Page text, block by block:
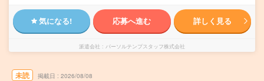
気になる! 応募へ進む 詳しく見る
派遣会社 パーソルテンプスタッフ株式会社
未読 掲載日 2026/08/08